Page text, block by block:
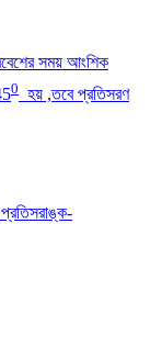
সময় আংশিক
0 হয় ,তবে প্রতিসরণ